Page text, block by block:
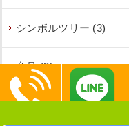
シンボルツリー (3)
商品 (3)
生垣撤去 (1)